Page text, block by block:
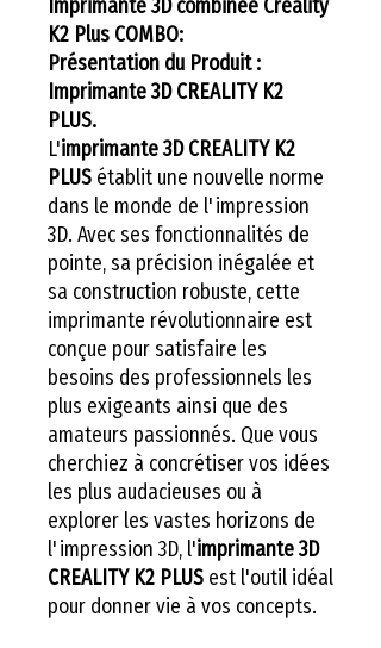
Imprimante 3D combinée Creality
K2 Plus COMBO:
Présentation du Produit :
Imprimante 3D CREALITY K2
PLUS.
L'imprimante 3D CREALITY K2
PLUS établit une nouvelle norme
dans le monde de l'impression
3D. Avec ses fonctionnalités de
pointe, sa précision inégalée et
sa construction robuste, cette
imprimante révolutionnaire est
conçue pour satisfaire les
besoins des professionnels les
plus exigeants ainsi que des
amateurs passionnés. Que vous
cherchiez à concrétiser vos idées
les plus audacieuses ou à
explorer les vastes horizons de
l'impression 3D, l'imprimante 3D
CREALITY K2 PLUS est l'outil idéal
pour donner vie à vos concepts.